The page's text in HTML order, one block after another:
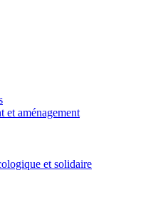
et aménagement
et solidaire